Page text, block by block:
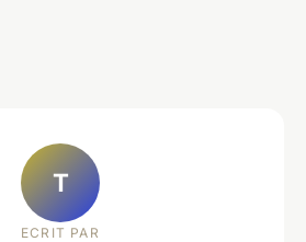
T
ECRIT PAR